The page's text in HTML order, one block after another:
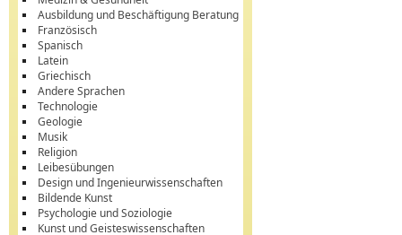
Ausbildung und Beschäftigung Beratung
Französisch
Spanisch
Latein
Griechisch
Andere Sprachen
Technologie
Geologie
Musik
Religion
Leibesübungen
Design und Ingenieurwissenschaften
Bildende Kunst
Psychologie und Soziologie
Kunst und Geisteswissenschaften